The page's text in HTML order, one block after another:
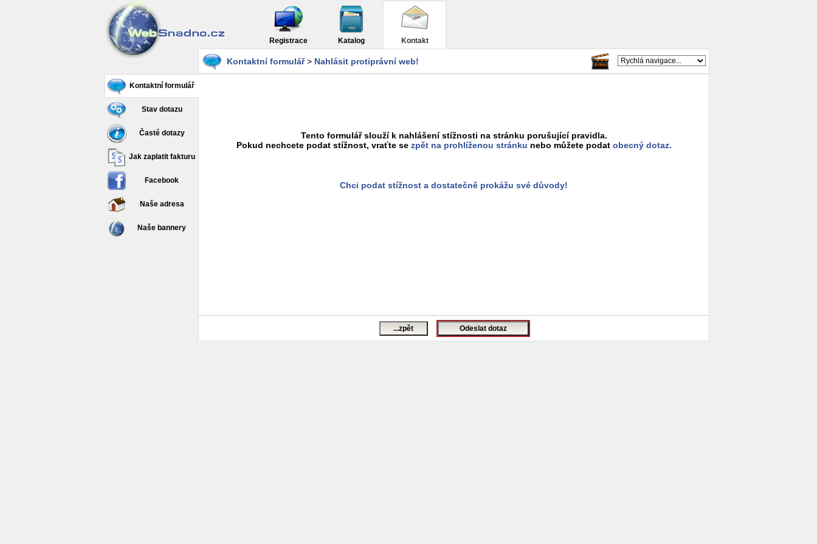
Registrace Katalog Kontakt
Kontaktní formulář
Stav dotazu
Časté dotazy
Jak zaplatit fakturu
Facebook
Naše adresa
Naše bannery
Kontaktní formulář> Nahlásit protiprávní web!
Tento formulář slouží k nahlášení stížnosti na stránku porušující pravidla.
Pokud nechcete podat stížnost, vraťte se zpět na prohlíženou stránku nebo můžete podat obecný dotaz.
Chci podat stížnost a dostatečně prokážu své důvody!